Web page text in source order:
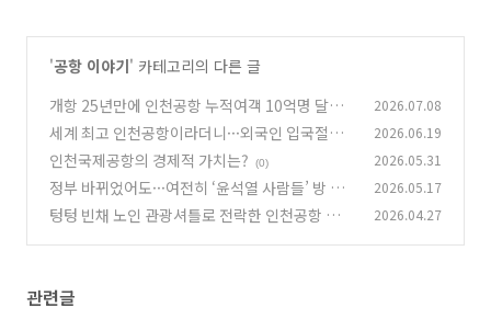
'공항 이야기' 카테고리의 다른 글
개항 25년만에 인천공항 누적여객 10억명 달성
(0)
2026.07.08
세계 최고 인천공항이라더니···외국인 입국절차
는 25년째 '아날로그'
(0)
2026.06.19
인천국제공항의 경제적 가치는? (0) 2026.05.31
정부 바뀌었어도···여전히 ‘윤석열 사람들’ 방 안
빼는 인천공항 이사회 (1)
2026.05.17
텅텅 빈채 노인 관광셔틀로 전락한 인천공항 자기
2026.04.27
관련글